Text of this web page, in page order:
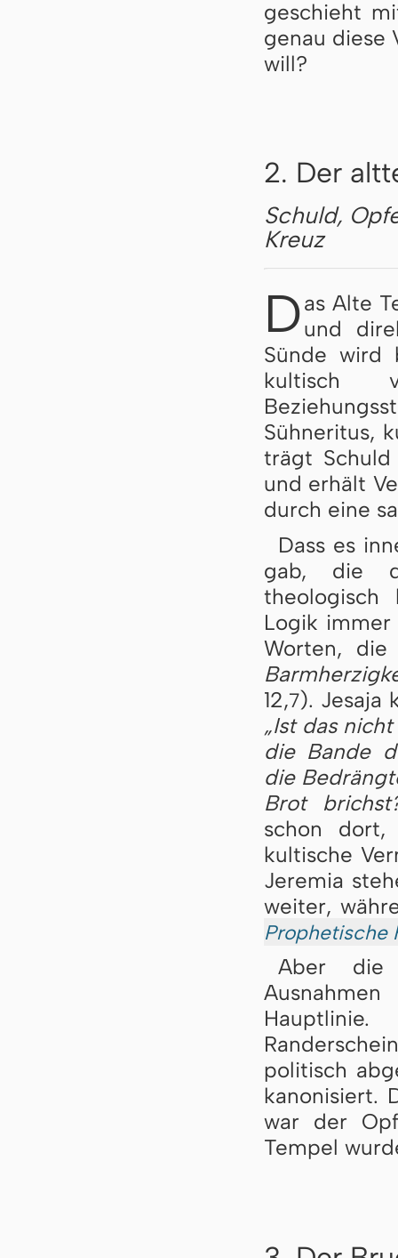
geschieht
genau diese
will?
2. Der
Schuld,
Kreuz
Das Alte
und
Sünde wird
kultisch
Sühneritus,
trägt
und erhält
durch eine
Dass es
gab, die
theologisch
Logik
Worten,
12,7). Jesaja
„Ist das
die Bande
die
Brot
schon
kultische
Jeremia
weiter,
Prophetische
Aber die
politisch
kanonisiert.
war der
Tempel